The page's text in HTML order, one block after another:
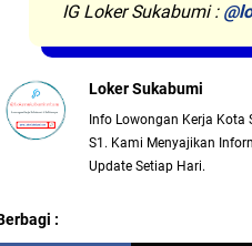
IG Loker Sukabumi :
Loker Sukabumi
Info Lowongan Kerja Kota
S1. Kami Menyajikan
Update Setiap Hari.
: